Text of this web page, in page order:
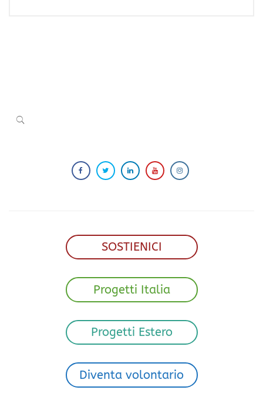
SOSTIENICI
Progetti Italia
Progetti Estero
Diventa volontario